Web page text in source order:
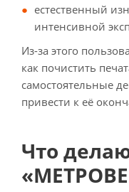
естественный
интенсивной
Из-за этого
как почистить
самостоятельные
привести к её
Что